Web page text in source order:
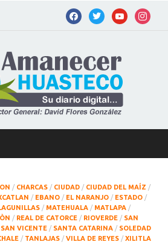
/ CHARCAS / CIUDAD / CIUDAD DEL MAÍZ /
/ EBANO / EL NARANJO / ESTADO /
/ MATEHUALA / MATLAPA /
/ REAL DE CATORCE / RIOVERDE / SAN
SAN VICENTE / SANTA CATARINA / SOLEDAD
/ TANLAJAS / VILLA DE REYES / XILITLA